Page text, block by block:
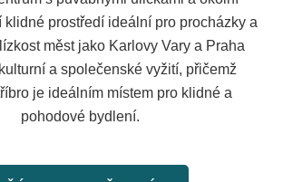
klidné prostředí ideální pro procházky a
měst jako Karlovy Vary a Praha
a společenské vyžití, přičemž
je ideálním místem pro klidné a
pohodové bydlení.